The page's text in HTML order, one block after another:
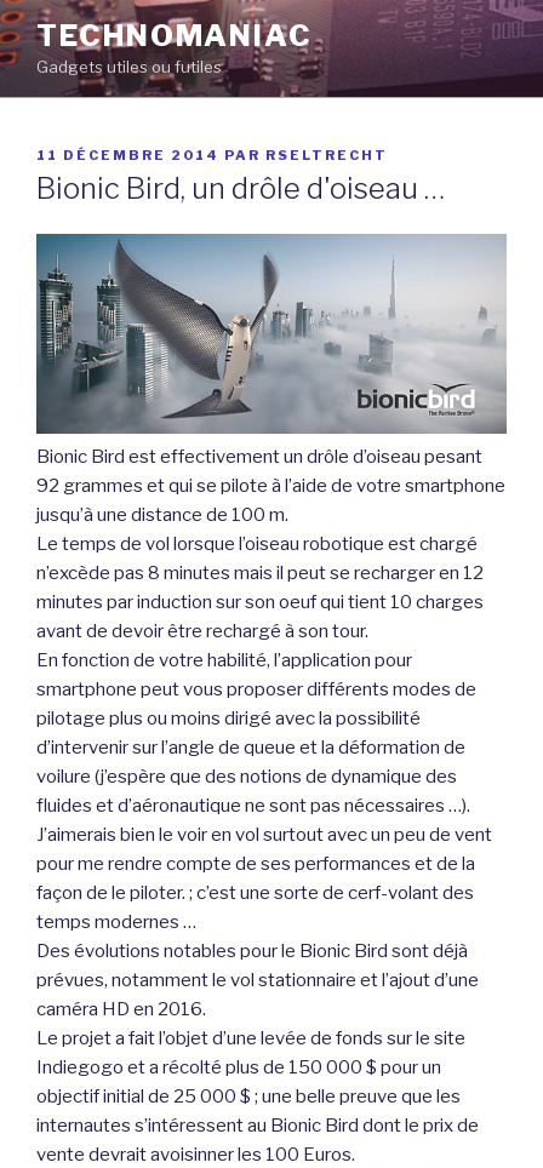
Aller
au
contenu
principal
TECHNOMANIAC
Gadgets utiles ou futiles
PUBLIÉ
LE
11 DÉCEMBRE 2014 PAR RSELTRECHT
Bionic Bird, un drôle d'oiseau …
Bionic Bird est effectivement un drôle d’oiseau pesant
92 grammes et qui se pilote à l’aide de votre smartphone
jusqu’à une distance de 100 m.
Le temps de vol lorsque l’oiseau robotique est chargé
n’excède pas 8 minutes mais il peut se recharger en 12
minutes par induction sur son oeuf qui tient 10 charges
avant de devoir être rechargé à son tour.
En fonction de votre habilité, l’application pour
smartphone peut vous proposer différents modes de
pilotage plus ou moins dirigé avec la possibilité
d’intervenir sur l’angle de queue et la déformation de
voilure (j’espère que des notions de dynamique des
fluides et d’aéronautique ne sont pas nécessaires …).
J’aimerais bien le voir en vol surtout avec un peu de vent
pour me rendre compte de ses performances et de la
façon de le piloter. ; c’est une sorte de cerf-volant des
temps modernes …
Des évolutions notables pour le Bionic Bird sont déjà
prévues, notamment le vol stationnaire et l’ajout d’une
caméra HD en 2016.
Le projet a fait l’objet d’une levée de fonds sur le site
Indiegogo et a récolté plus de 150 000 $ pour un
objectif initial de 25 000 $ ; une belle preuve que les
internautes s’intéressent au Bionic Bird dont le prix de
vente devrait avoisinner les 100 Euros.